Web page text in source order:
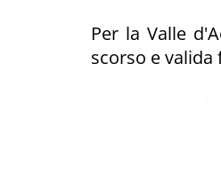
Per la Valle
scorso e valida